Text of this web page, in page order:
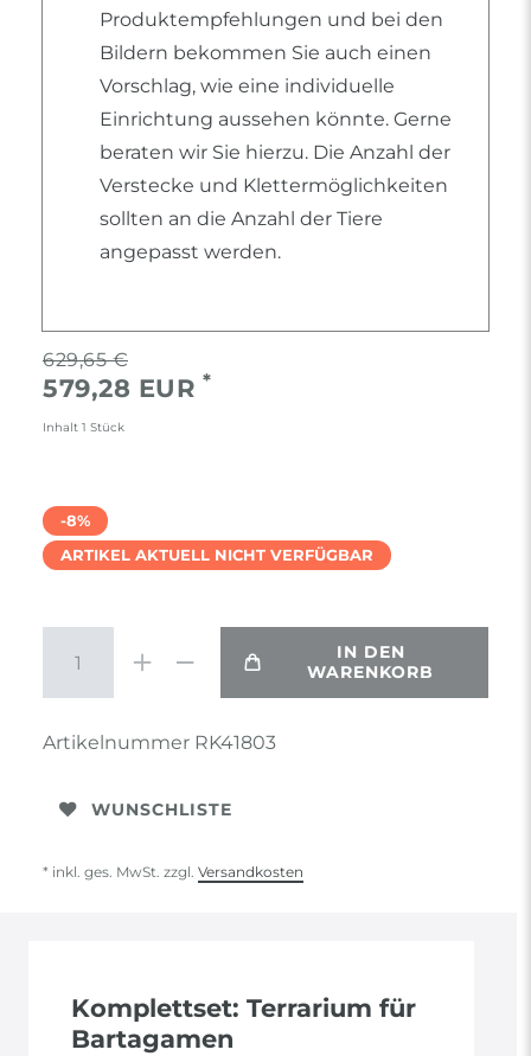
Produktempfehlungen und bei den
Bildern bekommen Sie auch einen
Vorschlag, wie eine individuelle
Einrichtung aussehen könnte. Gerne
beraten wir Sie hierzu. Die Anzahl der
Verstecke und Klettermöglichkeiten
sollten an die Anzahl der Tiere
angepasst werden.
629,65 €
579,28 EUR *
Inhalt 1 Stück
-8%
ARTIKEL AKTUELL NICHT VERFÜGBAR
IN DEN
WARENKORB
Artikelnummer RK41803
WUNSCHLISTE
* inkl. ges. MwSt. zzgl. Versandkosten
Komplettset: Terrarium für
Bartagamen